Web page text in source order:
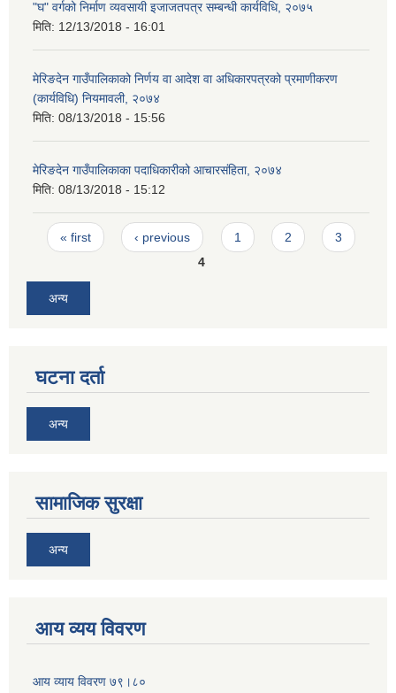
"घ" वर्गको निर्माण व्यवसायी इजाजतपत्र सम्बन्धी कार्यविधि, २०७५
मिति: 12/13/2018 - 16:01
मेरिङदेन गाउँपालिकाको निर्णय वा आदेश वा अधिकारपत्रको प्रमाणीकरण
(कार्यविधि) नियमावली, २०७४
मिति: 08/13/2018 - 15:56
मेरिङदेन गाउँपालिकाका पदाधिकारीको आचारसंहिता, २०७४
मिति: 08/13/2018 - 15:12
Pages
« first ‹ previous 1 2
3
4
अन्य
घटना दर्ता
अन्य
सामाजिक सुरक्षा
अन्य
आय व्यय विवरण
आय व्याय विवरण ७९।८०